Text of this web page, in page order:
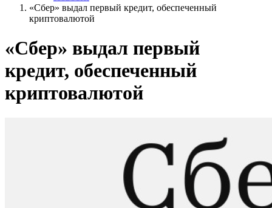
«Сбер» выдал первый кредит, обеспеченный
криптовалютой
«Сбер» выдал первый
кредит, обеспеченный
криптовалютой